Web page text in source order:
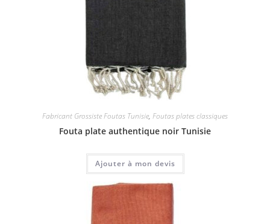
Fabricant Grossiste Foutas Tunisie, Foutas plates classiques
Fouta plate authentique noir Tunisie
Ajouter à mon devis